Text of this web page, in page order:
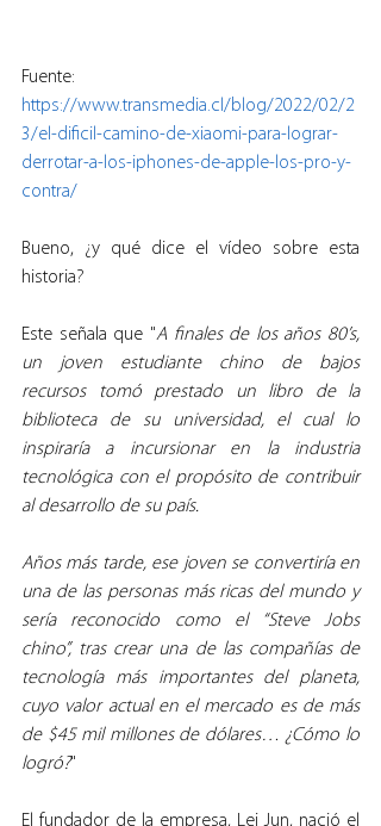
https://www.transmedia.cl/blog/2022/02/2
3/el-dificil-camino-de-xiaomi-para-lograr-
derrotar-a-los-iphones-de-apple-los-pro-y-
contra/
Bueno, ¿y qué dice el vídeo sobre esta
historia?
Este señala que "A finales de los años 80’s,
un joven estudiante chino de bajos
recursos tomó prestado un libro de la
biblioteca de su universidad, el cual lo
inspiraría a incursionar en la industria
tecnológica con el propósito de contribuir
al desarrollo de su país.
Años más tarde, ese joven se convertiría en
una de las personas más ricas del mundo y
sería reconocido como el “Steve Jobs
chino”, tras crear una de las compañías de
tecnología más importantes del planeta,
cuyo valor actual en el mercado es de más
de $45 mil millones de dólares… ¿Cómo lo
logró?"
El fundador de la empresa, Lei Jun, nació el